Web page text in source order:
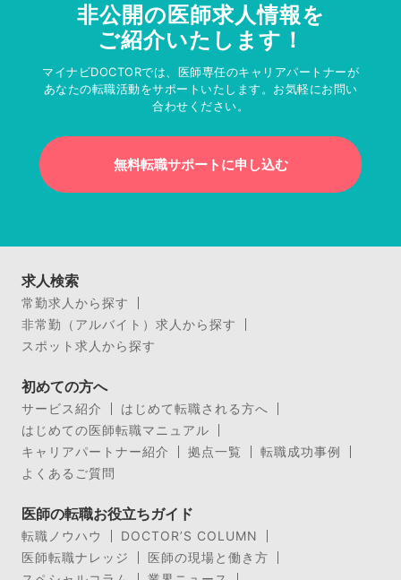
非公開の医師求人情報を
ご紹介いたします！
マイナビDOCTORでは、医師専任のキャリアパートナーが
あなたの転職活動をサポートいたします。お気軽にお問い
合わせください。
無料転職サポートに申し込む
求人検索
常勤求人から探す
非常勤（アルバイト）求人から探す
スポット求人から探す
初めての方へ
サービス紹介
はじめて転職される方へ
はじめての医師転職マニュアル
キャリアパートナー紹介
拠点一覧
転職成功事例
よくあるご質問
医師の転職お役立ちガイド
転職ノウハウ
DOCTOR’S COLUMN
医師転職ナレッジ
医師の現場と働き方